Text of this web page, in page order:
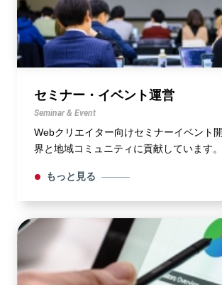
セミナー・イベント運営
Seminar & Event
Webクリエイター向けセミナーイベント
界と地域コミュニティに貢献しています。
もっと見る